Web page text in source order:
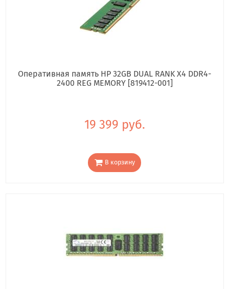
Оперативная память HP 32GB DUAL RANK X4 DDR4-
2400 REG MEMORY [819412-001]
19 399 руб.
В корзину